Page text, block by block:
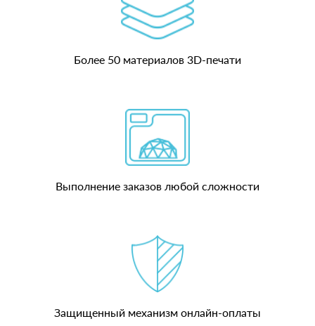
Более 50 материалов 3D-печати
Выполнение заказов любой сложности
Защищенный механизм онлайн-оплаты